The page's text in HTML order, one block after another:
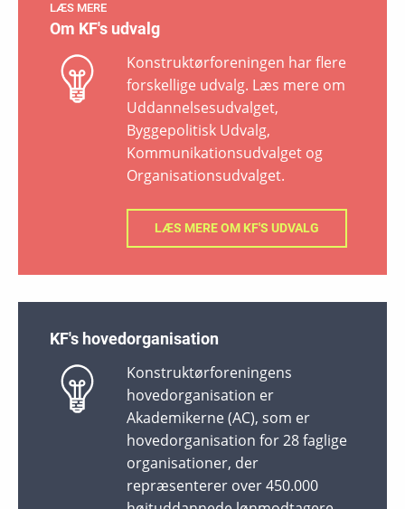
LÆS MERE
Om KF's udvalg
Konstruktørforeningen har flere
forskellige udvalg. Læs mere om
Uddannelsesudvalget,
Byggepolitisk Udvalg,
Kommunikationsudvalget og
Organisationsudvalget.
LÆS MERE OM KF'S UDVALG
KF's hovedorganisation
Konstruktørforeningens
hovedorganisation er
Akademikerne (AC), som er
hovedorganisation for 28 faglige
organisationer, der
repræsenterer over 450.000